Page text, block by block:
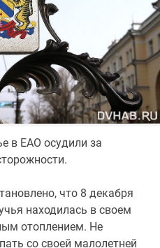
в ЕАО осудили за
что 8 декабря
находилась в своем
отоплением. Не
со своей малолетней